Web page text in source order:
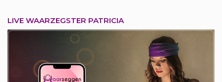
LIVE WAARZEGSTER PATRICIA